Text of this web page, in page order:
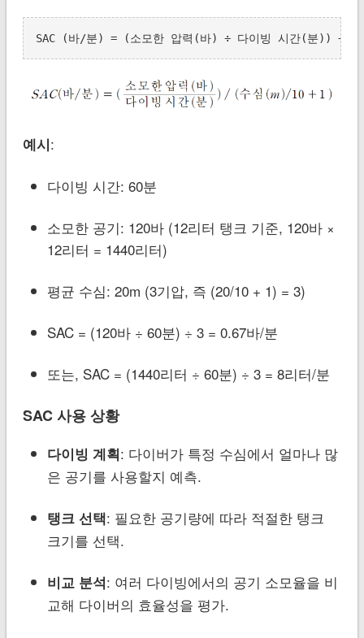
SAC (바/분) = (소모한 압력(바) ÷ 다이빙 시간(분)) ÷ (
예시:
다이빙 시간: 60분
소모한 공기: 120바 (12리터 탱크 기준, 120바 ×
12리터 = 1440리터)
평균 수심: 20m (3기압, 즉 (20/10 + 1) = 3)
SAC = (120바 ÷ 60분) ÷ 3 = 0.67바/분
또는, SAC = (1440리터 ÷ 60분) ÷ 3 = 8리터/분
SAC 사용 상황
다이빙 계획: 다이버가 특정 수심에서 얼마나 많
은 공기를 사용할지 예측.
탱크 선택: 필요한 공기량에 따라 적절한 탱크
크기를 선택.
비교 분석: 여러 다이빙에서의 공기 소모율을 비
교해 다이버의 효율성을 평가.